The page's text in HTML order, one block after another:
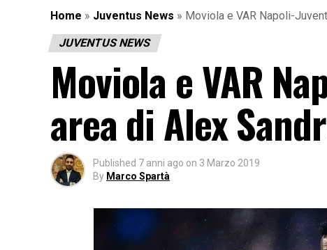
Home » Juventus News » Moviola e VAR Napoli-
JUVENTUS NEWS
Moviola e VAR
area di Alex
Published 7 anni ago on 3 Marzo 2019
By Marco Spartà